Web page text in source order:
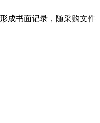
成书面记录，随采购文件